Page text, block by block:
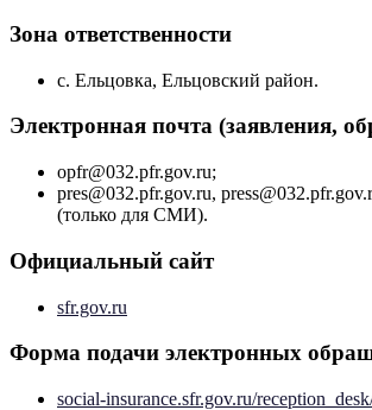
Зона ответственности
с. Ельцовка, Ельцовский район.
Электронная почта (заявления,
opfr@032.pfr.gov.ru;
pres@032.pfr.gov.ru,
(только для СМИ).
Официальный сайт
sfr.gov.ru
Форма подачи электронных
social-insurance.sfr.gov.ru/